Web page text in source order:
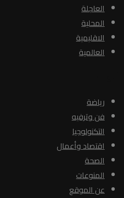
العاجلة
المحلية
الاقليمية
العالمية
رياضة
فن وترفيه
التكنولوجيا
اقتصاد وأعمال
الصحة
المنوعات
عن الموقع